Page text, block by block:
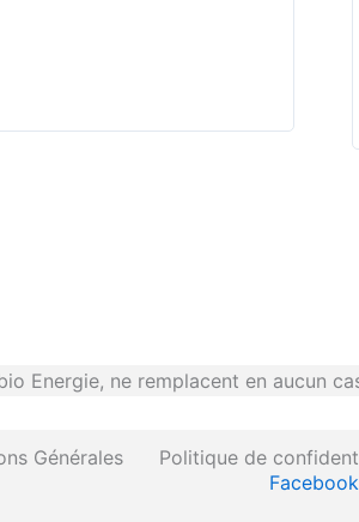
Energie, ne remplacent en aucun
Générales Politique de
Facebook